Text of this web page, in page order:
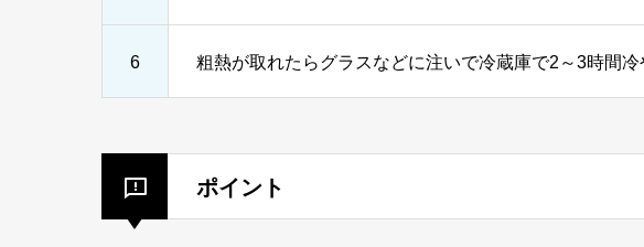
6 粗熱が取れたらグラスなどに注いで冷蔵庫で2～3時間冷
ポイント